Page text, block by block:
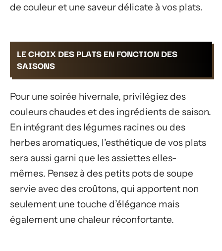
de couleur et une saveur délicate à vos plats.
LE CHOIX DES PLATS EN FONCTION DES
SAISONS
Pour une soirée hivernale, privilégiez des
couleurs chaudes et des ingrédients de saison.
En intégrant des légumes racines ou des
herbes aromatiques, l’esthétique de vos plats
sera aussi garni que les assiettes elles-
mêmes. Pensez à des petits pots de soupe
servie avec des croûtons, qui apportent non
seulement une touche d’élégance mais
également une chaleur réconfortante.